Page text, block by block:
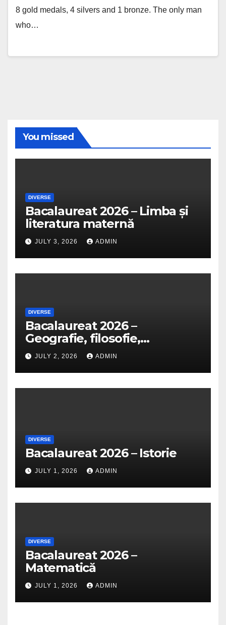
8 gold medals, 4 silvers and 1 bronze. The only man
who…
You missed
DIVERSE
Bacalaureat 2026 – Limba și
literatura maternă
JULY 3, 2026 ADMIN
DIVERSE
Bacalaureat 2026 –
Geografie, filosofie,
economie, logică, psihologie,
sociologie, fizică, chimie,
biologie, anatomie și
informatică
JULY 2, 2026 ADMIN
DIVERSE
Bacalaureat 2026 – Istorie
JULY 1, 2026 ADMIN
DIVERSE
Bacalaureat 2026 –
Matematică
JULY 1, 2026 ADMIN